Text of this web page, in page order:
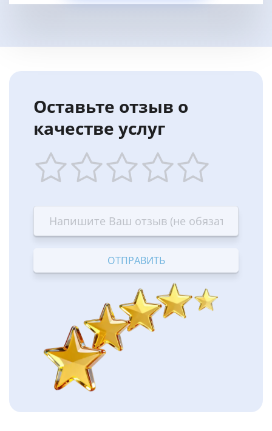
Оставьте отзыв о
качестве услуг
star
Terrible
stars
—
Bad
stars
—
OK
stars
—
Good
stars
—
Excellent